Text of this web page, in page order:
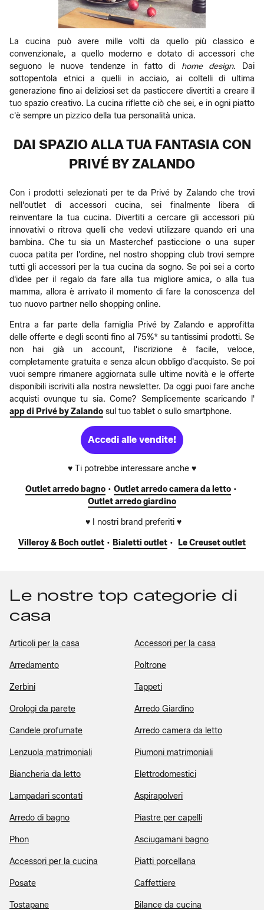
La cucina può avere mille volti da quello più classico e
convenzionale, a quello moderno e dotato di accessori che
seguono le nuove tendenze in fatto di home design. Dai
sottopentola etnici a quelli in acciaio, ai coltelli di ultima
generazione fino ai deliziosi set da pasticcere divertiti a creare il
tuo spazio creativo. La cucina riflette ciò che sei, e in ogni piatto
c'è sempre un pizzico della tua personalità unica.
DAI SPAZIO ALLA TUA FANTASIA CON
PRIVÉ BY ZALANDO
Con i prodotti selezionati per te da Privé by Zalando che trovi
nell'outlet di accessori cucina, sei finalmente libera di
reinventare la tua cucina. Divertiti a cercare gli accessori più
innovativi o ritrova quelli che vedevi utilizzare quando eri una
bambina. Che tu sia un Masterchef pasticcione o una super
cuoca patita per l'ordine, nel nostro shopping club trovi sempre
tutti gli accessori per la tua cucina da sogno. Se poi sei a corto
d'idee per il regalo da fare alla tua migliore amica, o alla tua
mamma, allora è arrivato il momento di fare la conoscenza del
tuo nuovo partner nello shopping online.
Entra a far parte della famiglia Privé by Zalando e approfitta
delle offerte e degli sconti fino al 75%* su tantissimi prodotti. Se
non hai già un account, l'iscrizione è facile, veloce,
completamente gratuita e senza alcun obbligo d'acquisto. Se poi
vuoi sempre rimanere aggiornata sulle ultime novità e le offerte
disponibili iscriviti alla nostra newsletter. Da oggi puoi fare anche
acquisti ovunque tu sia. Come? Semplicemente scaricando l'
app di Privé by Zalando sul tuo tablet o sullo smartphone.
Accedi alle vendite!
♥ Ti potrebbe interessare anche ♥
Outlet arredo bagno• Outlet arredo camera da letto•
Outlet arredo giardino
♥ I nostri brand preferiti ♥
Villeroy & Boch outlet • Bialetti outlet • Le Creuset outlet
Le nostre top categorie di
casa
Articoli per la casa Accessori per la casa
Arredamento Poltrone
Zerbini Tappeti
Orologi da parete Arredo Giardino
Candele profumate Arredo camera da letto
Lenzuola matrimoniali Piumoni matrimoniali
Biancheria da letto Elettrodomestici
Lampadari scontati Aspirapolveri
Arredo di bagno Piastre per capelli
Phon Asciugamani bagno
Accessori per la cucina Piatti porcellana
Posate Caffettiere
Tostapane Bilance da cucina